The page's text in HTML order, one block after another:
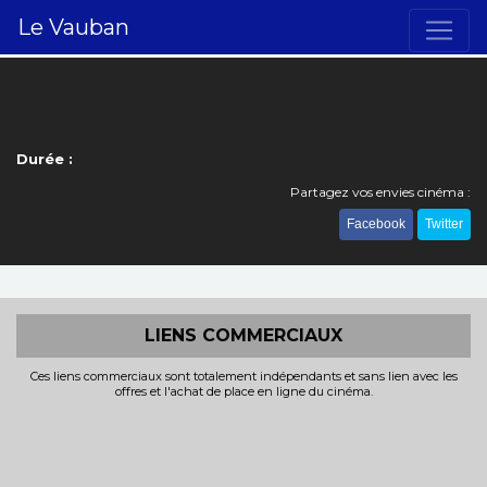
Le Vauban
Durée :
Partagez vos envies cinéma :
Facebook Twitter
LIENS COMMERCIAUX
Ces liens commerciaux sont totalement indépendants et sans lien avec les
offres et l'achat de place en ligne du cinéma.